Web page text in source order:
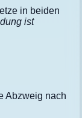
in beiden
ist
Abzweig nach